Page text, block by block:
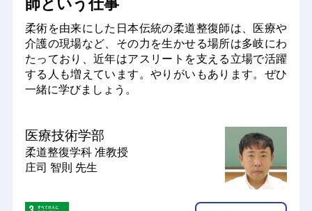
師という仕事
柔術を由来にした日本伝統の柔道整復師は、医療や
介護の現場など、その力を生かせる場所は多岐にわ
たっており、近年はアスリートを支える立場で活躍
する人も増えています。やりがいもあります。ぜひ
一緒に学びましょう。
医療技術学部
柔道整復学科 准教授
庄司 智則 先生